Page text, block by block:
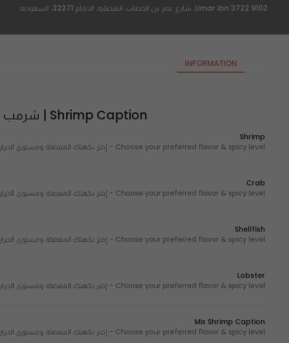
9102 3722 Umar Ibn، شارع عمر بن الخطاب، الفيصلية، الدمام 32271، السعودية
INFORMATION
Shrimp Caption | شرمب كابشن
Shrimp
Choose your preferred flavor & spicy level - إختر نكهتك المفضلة ومستوى الحرارة 210 Cal - 210 سعرة حرارية
Crab
Choose your preferred flavor & spicy level - إختر نكهتك المفضلة ومستوى الحرارة 228 Cal - 228 سعرة حرارية
Shellfish
Choose your preferred flavor & spicy level - إختر نكهتك المفضلة ومستوى الحرارة 228 Cal - 228 سعرة حرارية
Lobster
Choose your preferred flavor & spicy level - إختر نكهتك المفضلة ومستوى الحرارة 306 Cal - 306 سعرة حرارية
Mix Shrimp Caption
Choose your preferred flavor & spicy level - إختر نكهتك المفضلة ومستوى الحرارة 386 Cal - 386 سعرة حرارية